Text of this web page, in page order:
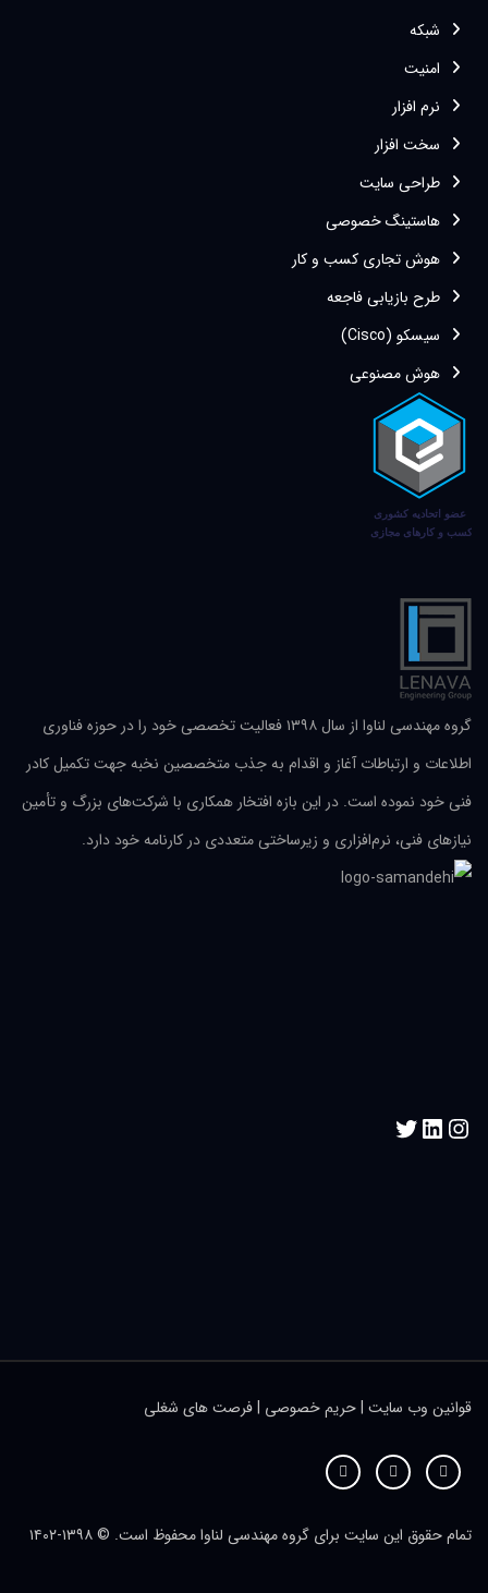
شبکه
امنیت
نرم افزار
سخت افزار
طراحی سایت
هاستینگ خصوصی
هوش تجاری کسب و کار
طرح بازیابی فاجعه
سیسکو (Cisco)
هوش مصنوعی
گروه مهندسی لناوا از سال ۱۳۹۸ فعالیت تخصصی خود را در حوزه فناوری
اطلاعات و ارتباطات آغاز و اقدام به جذب متخصصین نخبه جهت تکمیل کادر
فنی خود نموده است. در این بازه افتخار همکاری با شرکت‌های بزرگ و تأمین
نیازهای فنی، نرم‌افزاری و زیرساختی متعددی در کارنامه خود دارد.
قوانین وب سایت |حریم خصوصی |فرصت های شغلی
تمام حقوق این سایت برای گروه مهندسی لناوا محفوظ است. © ۱۳۹۸-۱۴۰٢